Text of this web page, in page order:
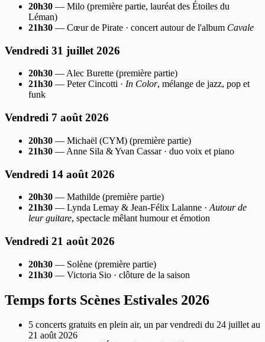
20h30 — Milo (première partie, lauréat des Étoiles du
Léman)
21h30 — Cœur de Pirate · concert autour de l'album Cavale
Vendredi 31 juillet 2026
20h30 — Alec Burette (première partie)
21h30 — Peter Cincotti · In Color, mélange de jazz, pop et
funk
Vendredi 7 août 2026
20h30 — Michaël (CYM) (première partie)
21h30 — Anne Sila & Yvan Cassar · duo voix et piano
Vendredi 14 août 2026
20h30 — Mathilde (première partie)
21h30 — Lynda Lemay & Jean-Félix Lalanne · Autour de
leur guitare, spectacle mêlant humour et émotion
Vendredi 21 août 2026
20h30 — Solène (première partie)
21h30 — Victoria Sio · clôture de la saison
Temps forts Scènes Estivales 2026
5 concerts gratuits en plein air, un par vendredi du 24 juillet au
21 août 2026